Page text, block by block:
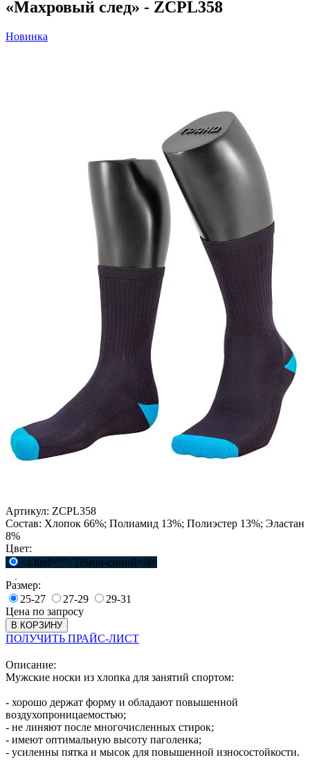
«Махровый след» - ZCPL358
Новинка
Артикул: ZCPL358
Состав: Хлопок 66%; Полиамид 13%; Полиэстер 13%; Эластан
8%
Цвет:
<a href="">Тёмно-синий</a>
Размер:
25-27
27-29
29-31
Цена по запросу
В КОРЗИНУ
ПОЛУЧИТЬ ПРАЙС-ЛИСТ
Описание:
Мужские носки из хлопка для занятий спортом:
- хорошо держат форму и обладают повышенной
воздухопроницаемостью;
- не линяют после многочисленных стирок;
- имеют оптимальную высоту паголенка;
- усиленны пятка и мысок для повышенной износостойкости.